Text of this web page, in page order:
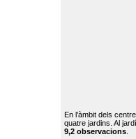
En l’àmbit dels
quatre jardins. Al
9,2 observacions